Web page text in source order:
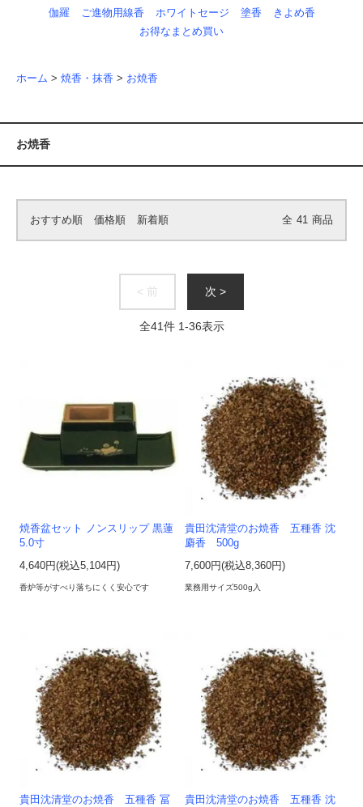
伽羅 ご進物用線香 ホワイトセージ 塗香
きよめ香
お得なまとめ買い
ホーム > 焼香・抹香 > お焼香
お焼香
おすすめ順 価格順 新着順 全 41 商品
< 前 次 >
全41件 1-36表示
焼香盆セット ノンスリップ 黒蓮
5.0寸
4,640円(税込5,104円)
香炉等がすべり落ちにくく安心です
貴田沈清堂のお焼香 五種香 沈
麝香 500g
7,600円(税込8,360円)
業務用サイズ500g入
貴田沈清堂のお焼香 五種香 冨
貴田沈清堂のお焼香 五種香 沈